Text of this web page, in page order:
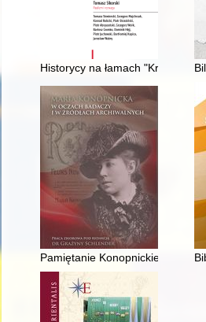
Historycy na łamach "Krytyki"
Pamiętanie Konopnickiej :